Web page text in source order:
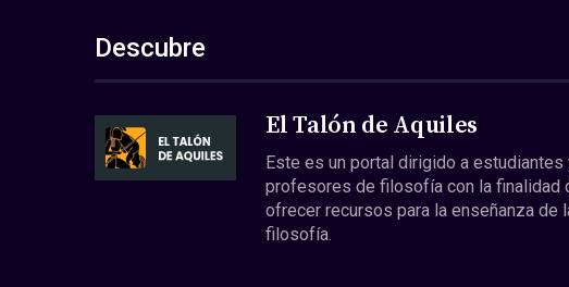
Descubre
El Talón de Aquiles
Este es un portal dirigido a estudiantes
profesores de filosofía con la finalidad
ofrecer recursos para la enseñanza de
filosofía.